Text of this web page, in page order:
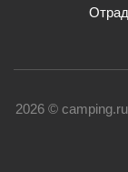
2026 ©